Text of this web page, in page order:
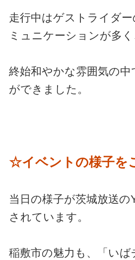
走行中はゲストライダー
ミュニケーションが多く
終始和やかな雰囲気の
ができました。
☆イベントの様子を
当日の様子が茨城放送の
されています。
稲敷市の魅力も、「いば